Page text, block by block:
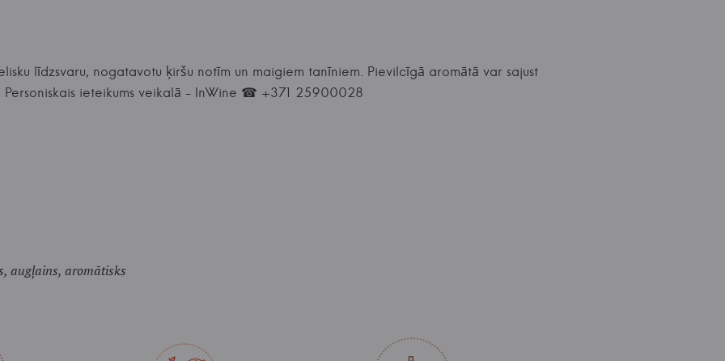
līdzsvaru, nogatavotu ķiršu notīm un maigiem tanīniem. Pievilcīgā aromātā var sajust
Personiskais ieteikums veikalā - InWine ☎ +371 25900028
augļains, aromātisks